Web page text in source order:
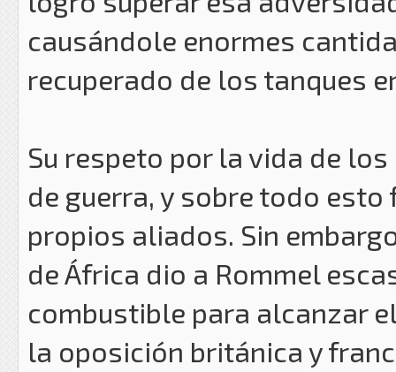
causándole enormes
recuperado de los tanques
Su respeto por la vida de
de guerra, y sobre todo
propios aliados. Sin
de África dio a Rommel
combustible para alcanzar
la oposición británica y